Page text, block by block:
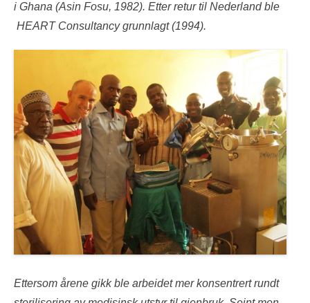
i Ghana (Asin Fosu, 1982). Etter retur til Nederland ble
HEART Consultancy grunnlagt (1994).
Ettersom årene gikk ble arbeidet mer konsentrert rundt